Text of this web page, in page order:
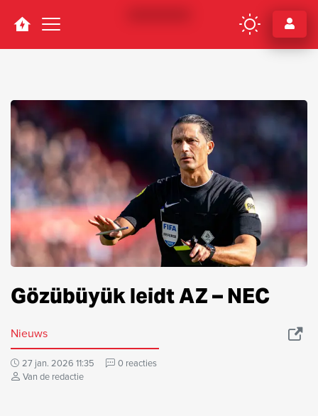
Navigation
Gözübüyük leidt AZ – NEC
Nieuws
27 jan. 2026 11:35
0 reacties
Van de redactie